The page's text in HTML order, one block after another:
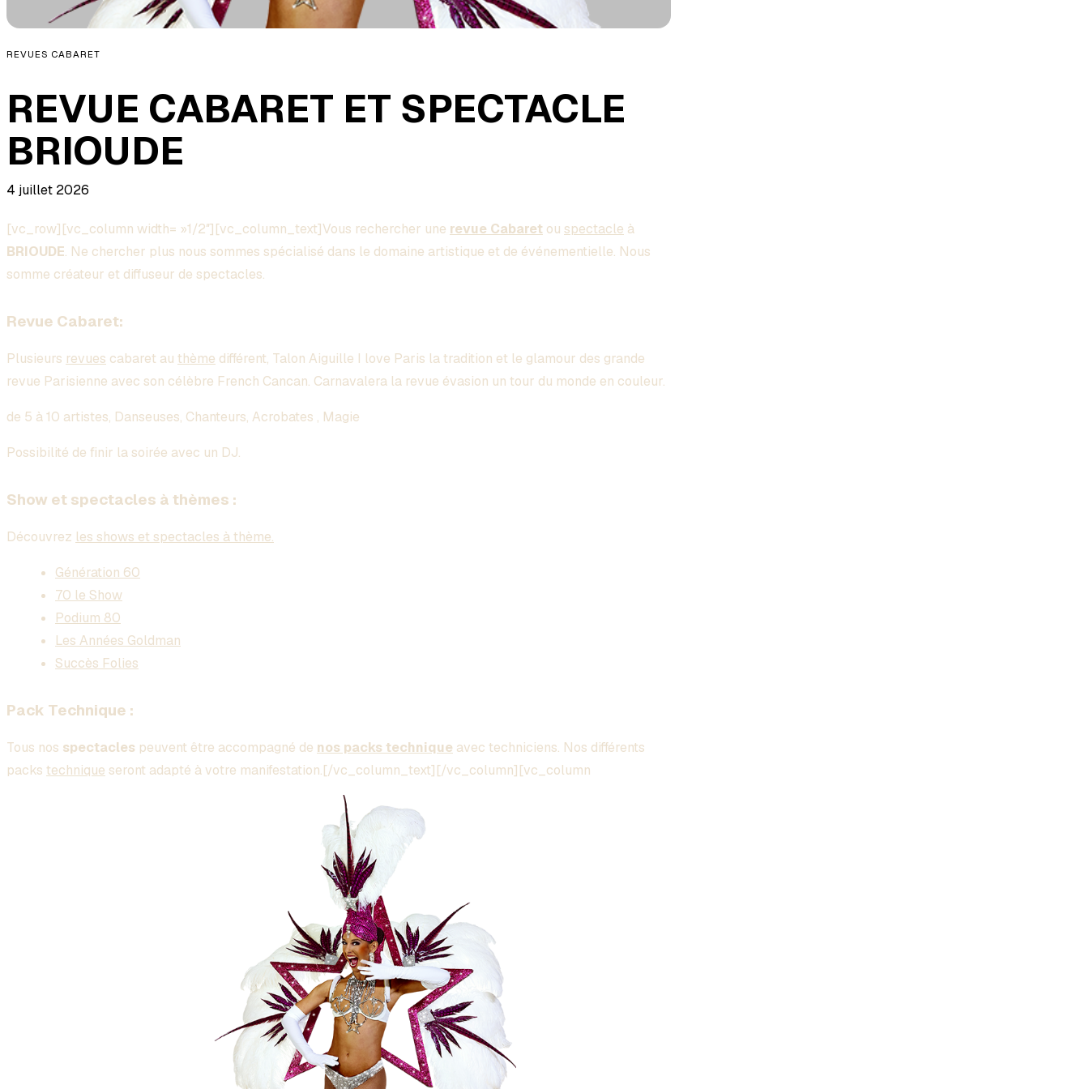
REVUES CABARET
REVUE CABARET ET SPECTACLE
BRIOUDE
4 juillet 2026
[vc_row][vc_column width= »1/2″][vc_column_text]Vous rechercher une revue Cabaret ou spectacle à
BRIOUDE. Ne chercher plus nous sommes spécialisé dans le domaine artistique et de événementielle. Nous
somme créateur et diffuseur de spectacles.
Revue Cabaret:
Plusieurs revues cabaret au thème différent, Talon Aiguille I love Paris la tradition et le glamour des grande
revue Parisienne avec son célèbre French Cancan. Carnavalera la revue évasion un tour du monde en couleur.
de 5 à 10 artistes, Danseuses, Chanteurs, Acrobates , Magie
Possibilité de finir la soirée avec un DJ.
Show et spectacles à thèmes :
Découvrez les shows et spectacles à thème.
Génération 60
70 le Show
Podium 80
Les Années Goldman
Succès Folies
Pack Technique :
Tous nos spectacles peuvent être accompagné de nos packs technique avec techniciens. Nos différents
packs technique seront adapté à votre manifestation.[/vc_column_text][/vc_column][vc_column